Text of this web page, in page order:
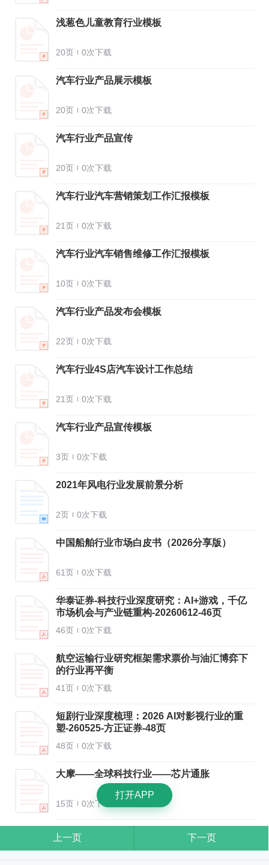
浅葱色儿童教育行业模板
20页 0次下载
汽车行业产品展示模板
20页 0次下载
汽车行业产品宣传
20页 0次下载
汽车行业汽车营销策划工作汇报模板
21页 0次下载
汽车行业汽车销售维修工作汇报模板
10页 0次下载
汽车行业产品发布会模板
22页 0次下载
汽车行业4S店汽车设计工作总结
21页 0次下载
汽车行业产品宣传模板
3页 0次下载
2021年风电行业发展前景分析
2页 0次下载
中国船舶行业市场白皮书（2026分享版）
61页 0次下载
华泰证券-科技行业深度研究：AI+游戏，千亿
市场机会与产业链重构-20260612-46页
46页 0次下载
航空运输行业研究框架需求票价与油汇博弈下
的行业再平衡
41页 0次下载
短剧行业深度梳理：2026 AI对影视行业的重
塑-260525-方正证券-48页
48页 0次下载
大摩——全球科技行业——芯片通胀
15页 0次下载
上一页 下一页
打开APP